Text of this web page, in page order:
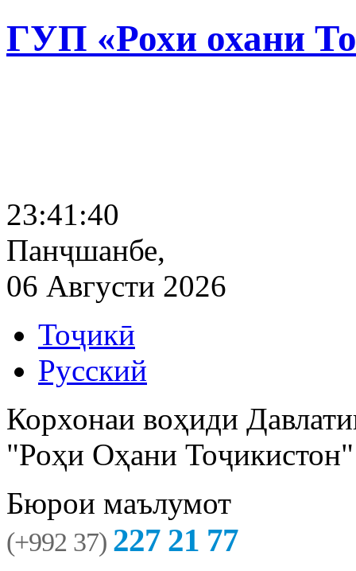
ГУП «Рохи охани
23:41:41
Панҷшанбе,
06 Августи 2026
Тоҷикӣ
Русский
Корхонаи воҳиди
"Роҳи Оҳани Тоҷикистон"
Бюрои маълумот
(+992 37) 227 21 77